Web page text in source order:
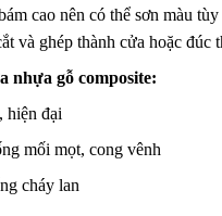
cao nên có thể sơn màu
và ghép thành cửa hoặc đúc
nhựa gỗ composite:
hiện đại
mối mọt, cong vênh
cháy lan